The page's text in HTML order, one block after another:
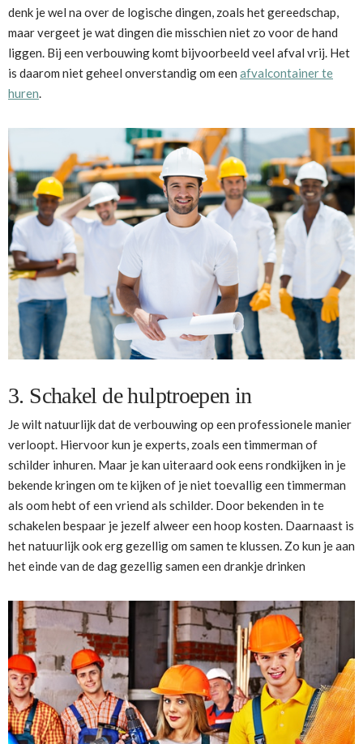
denk je wel na over de logische dingen, zoals het gereedschap,
maar vergeet je wat dingen die misschien niet zo voor de hand
liggen. Bij een verbouwing komt bijvoorbeeld veel afval vrij. Het
is daarom niet geheel onverstandig om een afvalcontainer te
huren.
3. Schakel de hulptroepen in
Je wilt natuurlijk dat de verbouwing op een professionele manier
verloopt. Hiervoor kun je experts, zoals een timmerman of
schilder inhuren. Maar je kan uiteraard ook eens rondkijken in je
bekende kringen om te kijken of je niet toevallig een timmerman
als oom hebt of een vriend als schilder. Door bekenden in te
schakelen bespaar je jezelf alweer een hoop kosten. Daarnaast is
het natuurlijk ook erg gezellig om samen te klussen. Zo kun je aan
het einde van de dag gezellig samen een drankje drinken